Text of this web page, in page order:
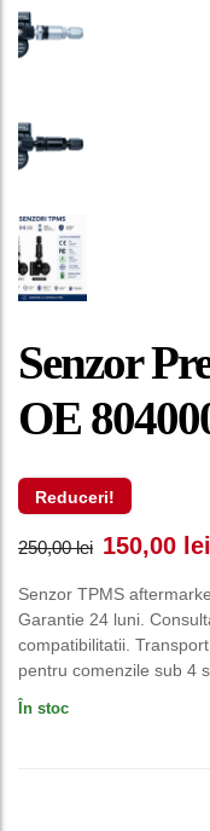
Senzor
OE
Reduceri!
250,00lei Prețul
inițial
a
150,00 lei
Senzor TPMS
Garantie 24 luni.
compatibilitatii.
pentru comenzile sub 4
În stoc